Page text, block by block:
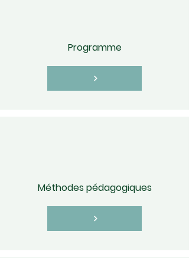
Programme
Méthodes pédagogiques